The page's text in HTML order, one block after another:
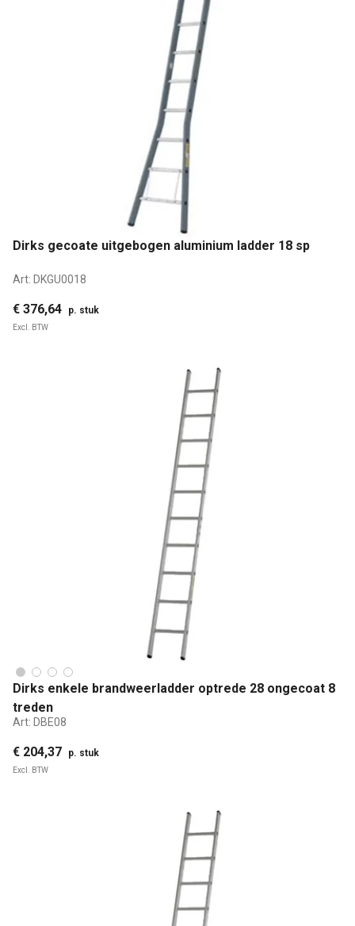
Dirks gecoate uitgebogen aluminium ladder 18 sp
Art: DKGU0018
€ 376,64 p. stuk
Excl. BTW
Dirks enkele brandweerladder optrede 28 ongecoat 8
treden
Art: DBE08
€ 204,37 p. stuk
Excl. BTW